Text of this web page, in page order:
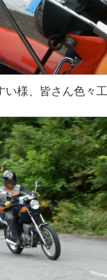
様、皆さん色々工